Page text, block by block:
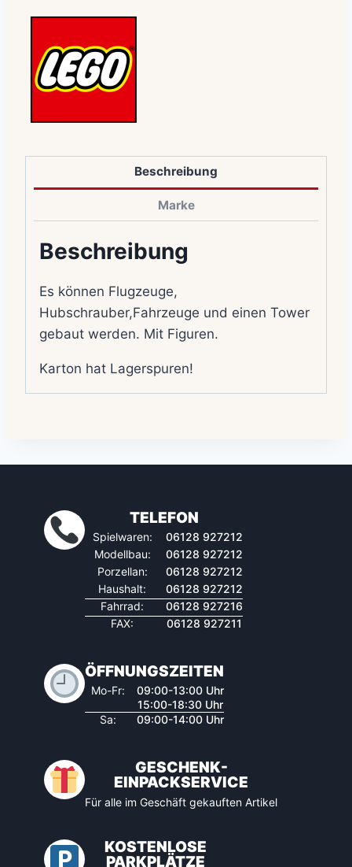
Beschreibung
Marke
Beschreibung
Es können Flugzeuge,
Hubschrauber,Fahrzeuge und einen Tower
gebaut werden. Mit Figuren.
Karton hat Lagerspuren!
TELEFON
Spielwaren:
06128 927212
Modellbau:
06128 927212
Porzellan:
06128 927212
Haushalt:
06128 927212
Fahrrad:
06128 927216
FAX:
06128 927211
ÖFFNUNGSZEITEN
Mo-Fr:
09:00-13:00 Uhr
15:00-18:30 Uhr
Sa:
09:00-14:00 Uhr
GESCHENK-
EINPACKSERVICE
Für alle im Geschäft gekauften Artikel
KOSTENLOSE
PARKPLÄTZE